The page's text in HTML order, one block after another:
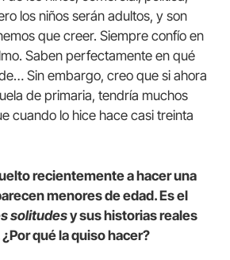
los niños serán adultos, y son
que creer. Siempre confío en
Saben perfectamente en qué
Sin embargo, creo que si ahora
de primaria, tendría muchos
cuando lo hice hace casi treinta
recientemente a hacer una
menores de edad. Es el
solitudesy sus historias reales
qué la quiso hacer?